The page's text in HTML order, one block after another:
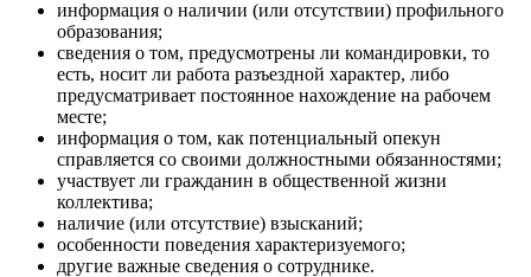
информация о наличии (или отсутствии) профильного
образования;
сведения о том, предусмотрены ли командировки, то
есть, носит ли работа разъездной характер, либо
предусматривает постоянное нахождение на рабочем
месте;
информация о том, как потенциальный опекун
справляется со своими должностными обязанностями;
участвует ли гражданин в общественной жизни
коллектива;
наличие (или отсутствие) взысканий;
особенности поведения характеризуемого;
другие важные сведения о сотруднике.